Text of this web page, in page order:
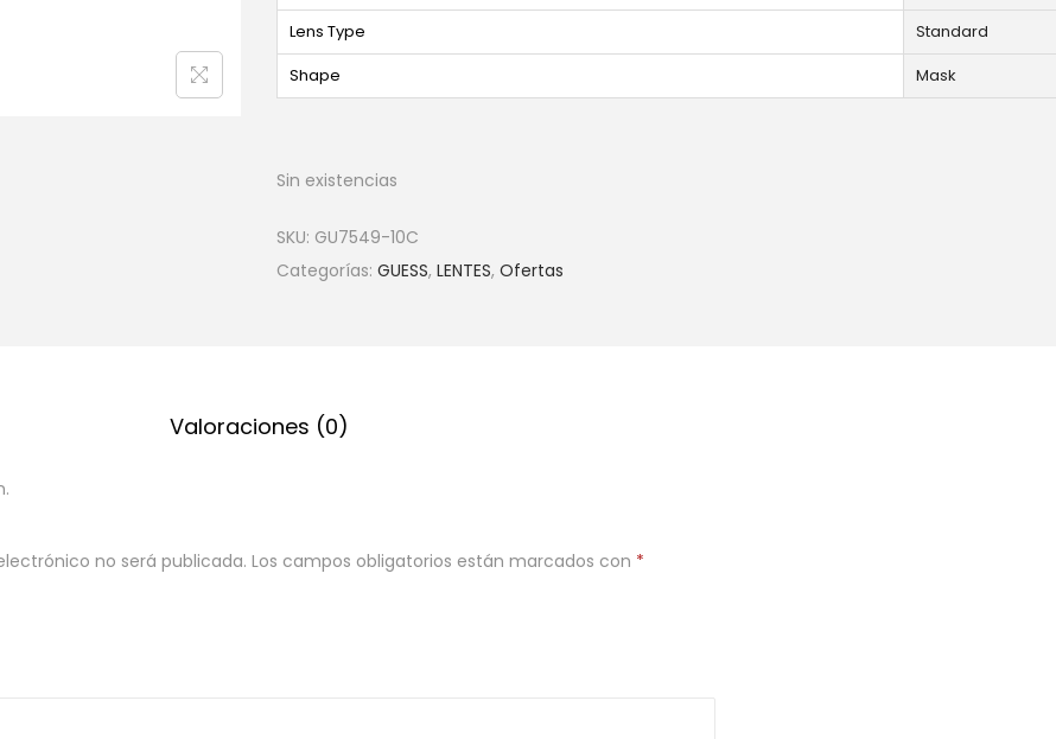
Lens Type
Standard
Shape
Mask
Sin existencias
SKU: GU7549-10C
Categorías: GUESS, LENTES, Ofertas
Valoraciones (0)
no será publicada. Los campos obligatorios están marcados con *